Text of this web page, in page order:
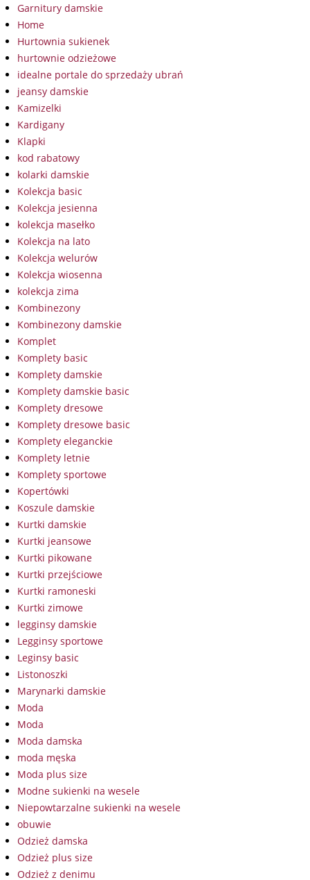
Garnitury damskie
Home
Hurtownia sukienek
hurtownie odzieżowe
idealne portale do sprzedaży ubrań
jeansy damskie
Kamizelki
Kardigany
Klapki
kod rabatowy
kolarki damskie
Kolekcja basic
Kolekcja jesienna
kolekcja masełko
Kolekcja na lato
Kolekcja welurów
Kolekcja wiosenna
kolekcja zima
Kombinezony
Kombinezony damskie
Komplet
Komplety basic
Komplety damskie
Komplety damskie basic
Komplety dresowe
Komplety dresowe basic
Komplety eleganckie
Komplety letnie
Komplety sportowe
Kopertówki
Koszule damskie
Kurtki damskie
Kurtki jeansowe
Kurtki pikowane
Kurtki przejściowe
Kurtki ramoneski
Kurtki zimowe
legginsy damskie
Legginsy sportowe
Leginsy basic
Listonoszki
Marynarki damskie
Moda
Moda
Moda damska
moda męska
Moda plus size
Modne sukienki na wesele
Niepowtarzalne sukienki na wesele
obuwie
Odzież damska
Odzież plus size
Odzież z denimu